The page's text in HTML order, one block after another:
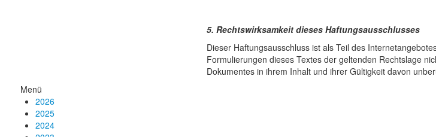
5. Rechtswirksamkeit dieses Haftungsausschlusses
Dieser Haftungsausschluss ist als Teil des
Formulierungen dieses Textes der geltenden Rechtslage
Dokumentes in ihrem Inhalt und ihrer Gültigkeit davon
Menü
2026
2025
2024